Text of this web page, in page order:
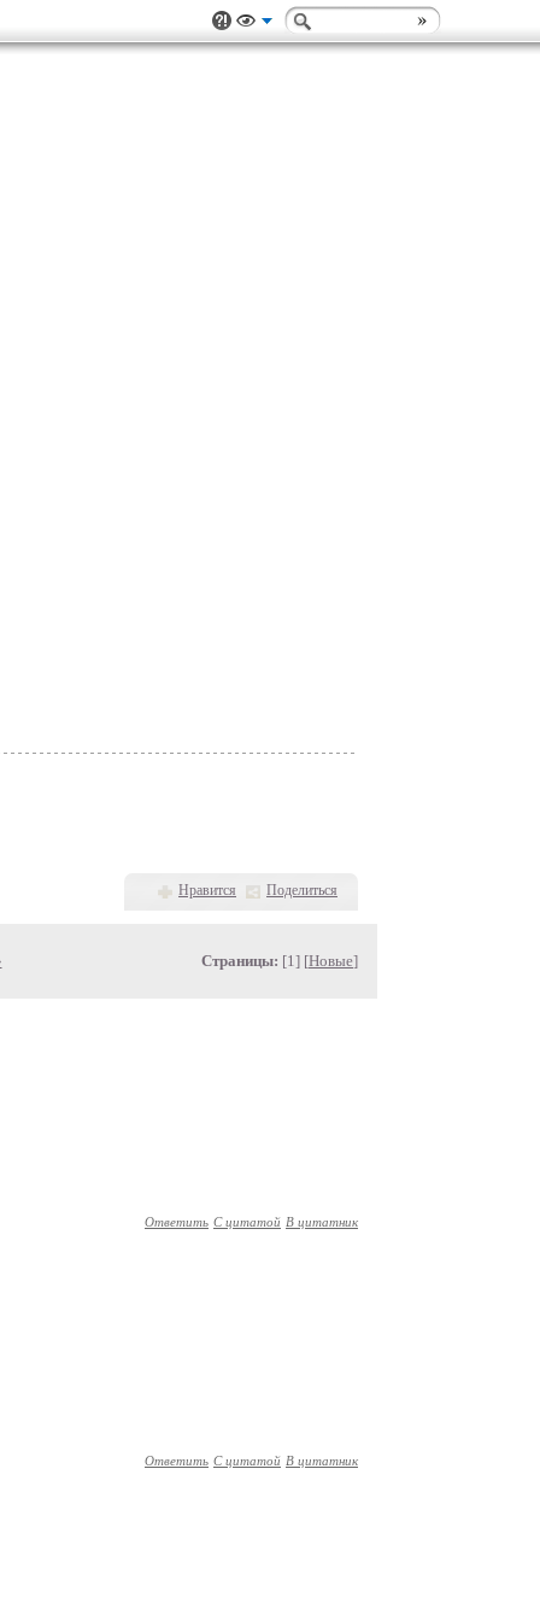
Нравится Поделиться
Страницы: [1] [Новые]
Ответить С цитатой В цитатник
Ответить С цитатой В цитатник